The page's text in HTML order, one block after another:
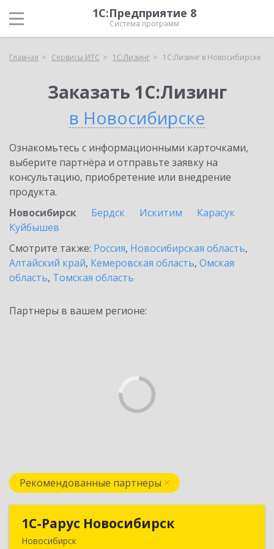
1С:Предприятие 8
Система программ
Главная Сервисы ИТС 1С:Лизинг 1С:Лизинг в Новосибирске
Заказать 1С:Лизинг
в Новосибирске
Ознакомьтесь с информационными карточками,
выберите партнёра и отправьте заявку на
консультацию, приобретение или внедрение
продукта.
Новосибирск
Бердск Искитим
Карасук
Куйбышев
Смотрите также: Россия, Новосибирская область,
Алтайский край, Кемеровская область, Омская
область, Томская область
Партнеры в вашем регионе:
Рекомендованные партнеры
1С-Рарус Новосибирск
Новосибирск
1С-Рарус Новосибирск